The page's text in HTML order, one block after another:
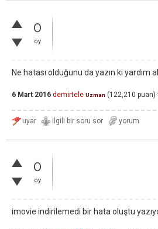
0
oy
Ne hatası olduğunu da yazın ki yardım
6 Mart 2016 demirtele Uzman (122,210 puan)
0
oy
imovie indirilemedi bir hata oluştu